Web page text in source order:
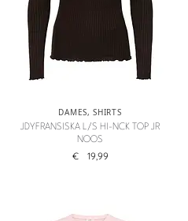
DAMES,SHIRTS
JDYFRANSISKA L/S HI-NCK TOP JR
NOOS
€ 19,99